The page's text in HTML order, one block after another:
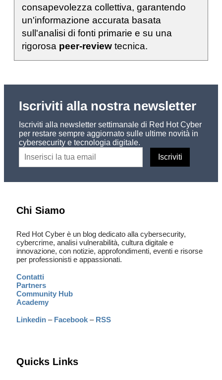
consapevolezza collettiva, garantendo
un'informazione accurata basata
sull'analisi di fonti primarie e su una
rigorosa peer-review tecnica.
Iscriviti alla nostra newsletter
Iscriviti alla newsletter settimanale di Red Hot Cyber
per restare sempre aggiornato sulle ultime novità in
cybersecurity e tecnologia digitale.
Chi Siamo
Red Hot Cyber è un blog dedicato alla cybersecurity,
cybercrime, analisi vulnerabilità, cultura digitale e
innovazione, con notizie, approfondimenti, eventi e risorse
per professionisti e appassionati.
Contatti
Partners
Community Hub
Academy
Linkedin – Facebook – RSS
Quicks Links